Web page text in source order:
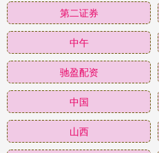
第二证券
中午
驰盈配资
中国
山西